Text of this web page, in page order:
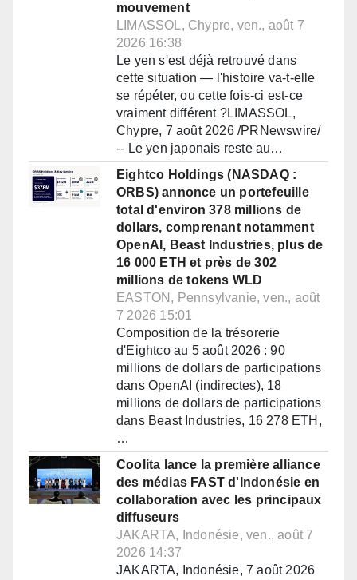
mouvement
LIMASSOL, Chypre, ven., août 7
2026 16:38
Le yen s'est déjà retrouvé dans
cette situation — l'histoire va-t-elle
se répéter, ou cette fois-ci est-ce
vraiment différent ?LIMASSOL,
Chypre, 7 août 2026 /PRNewswire/
-- Le yen japonais reste au…
Eightco Holdings (NASDAQ :
ORBS) annonce un portefeuille
total d'environ 378 millions de
dollars, comprenant notamment
OpenAI, Beast Industries, plus de
16 000 ETH et près de 302
millions de tokens WLD
EASTON, Pennsylvanie, ven., août
7 2026 15:01
Composition de la trésorerie
d'Eightco au 5 août 2026 : 90
millions de dollars de participations
dans OpenAI (indirectes), 18
millions de dollars de participations
dans Beast Industries, 16 278 ETH,
…
Coolita lance la première alliance
des médias FAST d'Indonésie en
collaboration avec les principaux
diffuseurs
JAKARTA, Indonésie, ven., août 7
2026 14:37
JAKARTA, Indonésie, 7 août 2026